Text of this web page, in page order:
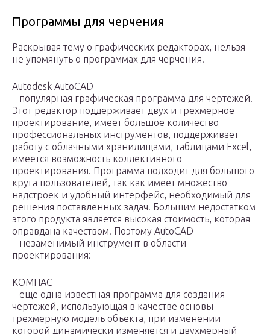
Программы для черчения
Раскрывая тему о графических редакторах, нельзя
не упомянуть о программах для черчения.
Autodesk AutoCAD
– популярная графическая программа для чертежей.
Этот редактор поддерживает двух и трехмерное
проектирование, имеет большое количество
профессиональных инструментов, поддерживает
работу с облачными хранилищами, таблицами Excel,
имеется возможность коллективного
проектирования. Программа подходит для большого
круга пользователей, так как имеет множество
надстроек и удобный интерфейс, необходимый для
решения поставленных задач. Большим недостатком
этого продукта является высокая стоимость, которая
оправдана качеством. Поэтому AutoCAD
– незаменимый инструмент в области
проектирования:
КОМПАС
– еще одна известная программа для создания
чертежей, использующая в качестве основы
трехмерную модель объекта, при изменении
которой динамически изменяется и двухмерный